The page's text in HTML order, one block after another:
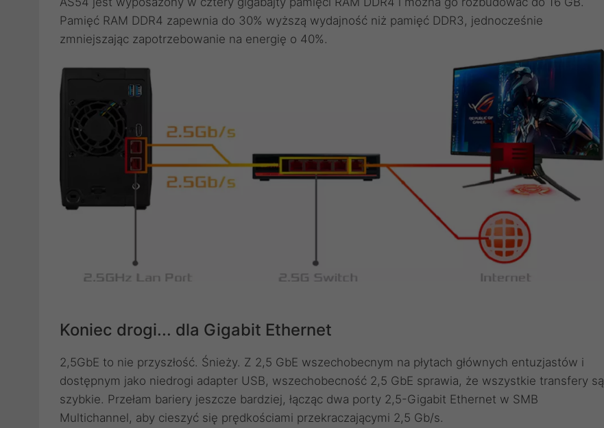
Pamięć RAM DDR4 zapewnia do 30% wyższą wydajność niż pamięć DDR3, jednocześnie
zmniejszając zapotrzebowanie na energię o 40%.
Koniec drogi... dla Gigabit Ethernet
2,5GbE to nie przyszłość. Śnieży. Z 2,5 GbE wszechobecnym na płytach głównych entuzjastów i
dostępnym jako niedrogi adapter USB, wszechobecność 2,5 GbE sprawia, że ​​wszystkie transfery są
szybkie. Przełam bariery jeszcze bardziej, łącząc dwa porty 2,5-Gigabit Ethernet w SMB
Multichannel, aby cieszyć się prędkościami przekraczającymi 2,5 Gb/s.